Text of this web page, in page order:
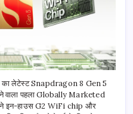
लेटेस्ट Snapdragon 8 Gen 5
वाला पहला Globally Marketed
इन-हाउस G2 WiFi chip और